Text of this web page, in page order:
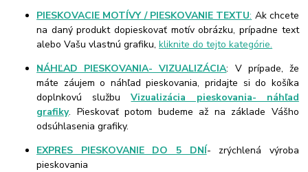
PIESKOVACIE MOTÍVY / PIESKOVANIE TEXTU: Ak chcete
na daný produkt dopieskovať motív obrázku, prípadne text
alebo Vašu vlastnú grafiku,kliknite do tejto kategórie.
NÁHĽAD PIESKOVANIA- VIZUALIZÁCIA: V prípade, že
máte záujem o náhľad pieskovania, pridajte si do košíka
doplnkovú službuVizualizácia pieskovania- náhľad
grafiky. Pieskovať potom budeme až na základe Vášho
odsúhlasenia grafiky.
EXPRES PIESKOVANIE DO 5 DNÍ- zrýchlená výroba
pieskovania